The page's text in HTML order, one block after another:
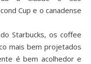
Cup e o canadense
Starbucks, os coffee
mais bem projetados
é bem acolhedor e